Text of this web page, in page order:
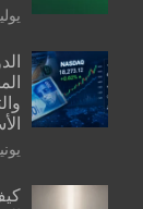
يوليو 30,
يونيو 28,